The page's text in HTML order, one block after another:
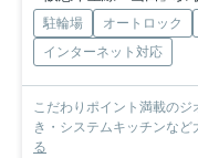
駐輪場 オートロック
インターネット対応
こだわりポイント満載の
き・システムキッチンな
る